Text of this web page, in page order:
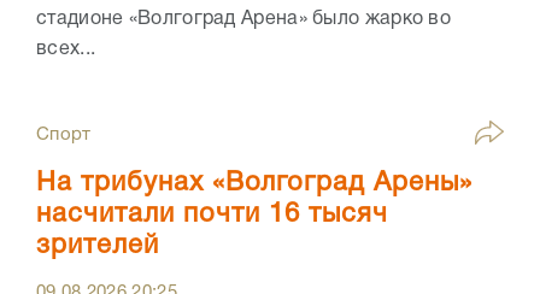
стадионе «Волгоград Арена» было жарко во
всех...
Спорт
На трибунах «Волгоград Арены»
насчитали почти 16 тысяч
зрителей